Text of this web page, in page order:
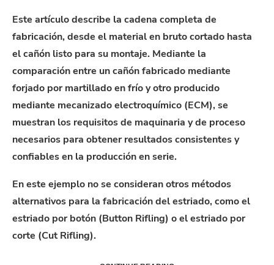
Este artículo describe la cadena completa de
fabricación, desde el material en bruto cortado hasta
el cañón listo para su montaje. Mediante la
comparación entre un cañón fabricado mediante
forjado por martillado en frío y otro producido
mediante mecanizado electroquímico (ECM), se
muestran los requisitos de maquinaria y de proceso
necesarios para obtener resultados consistentes y
confiables en la producción en serie.
En este ejemplo no se consideran otros métodos
alternativos para la fabricación del estriado, como el
estriado por botón (Button Rifling) o el estriado por
corte (Cut Rifling).